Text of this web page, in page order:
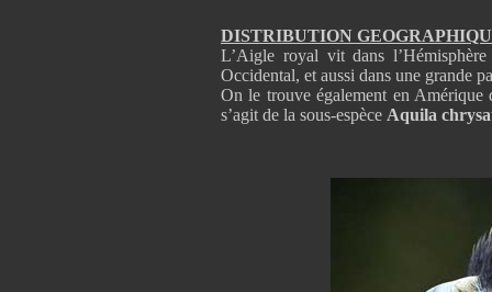
DISTRIBUTION
L’Aigle royal vit dans
Occidental, et aussi dans une grande
On le trouve également en
s’agit de la sous-espèce Aquila